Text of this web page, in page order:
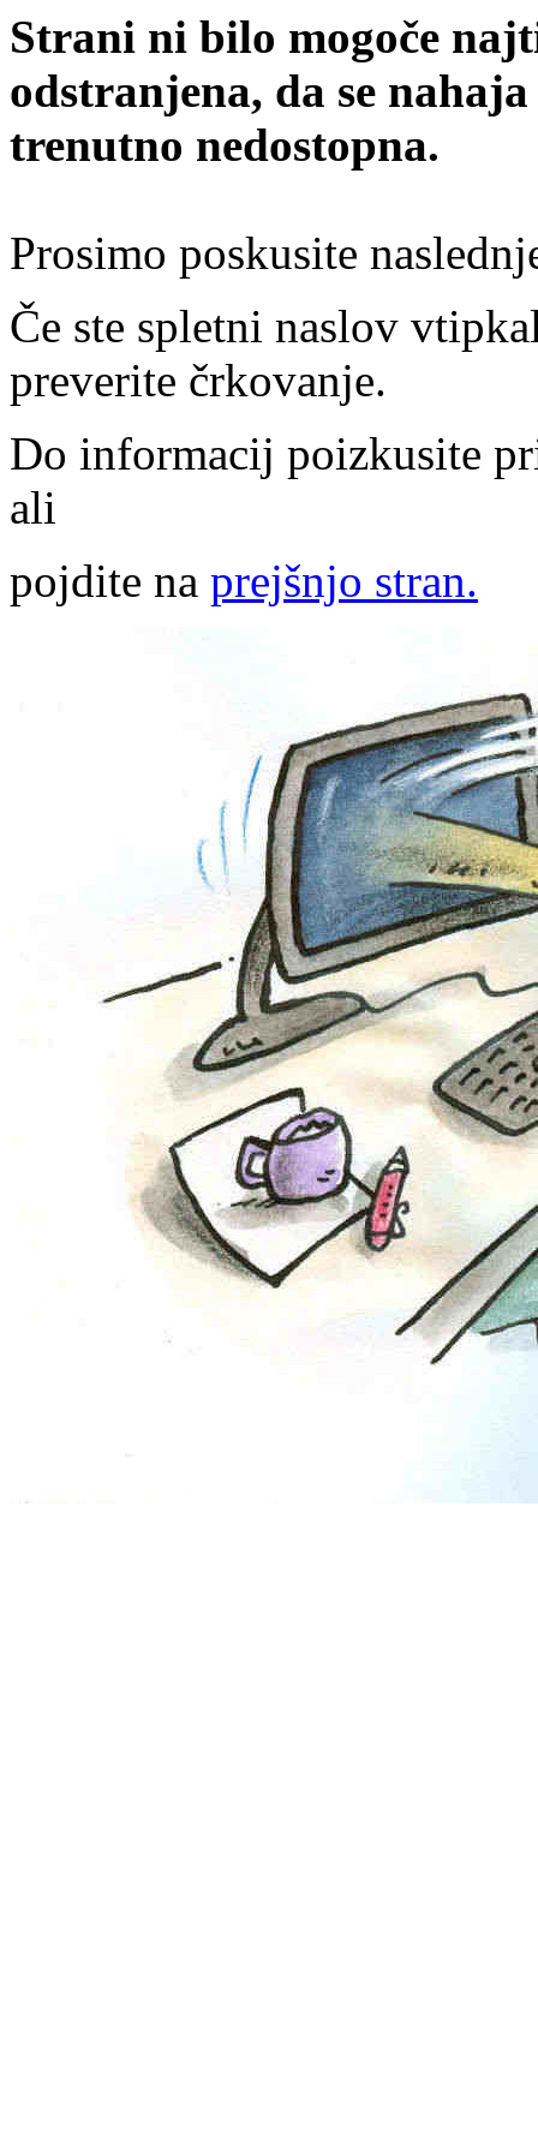
Strani ni bilo mogoče
odstranjena, da se
trenutno nedostopna.
Prosimo poskusite
Če ste spletni naslov
preverite črkovanje.
Do informacij poizkusite
ali
pojdite na prejšnjo stran.